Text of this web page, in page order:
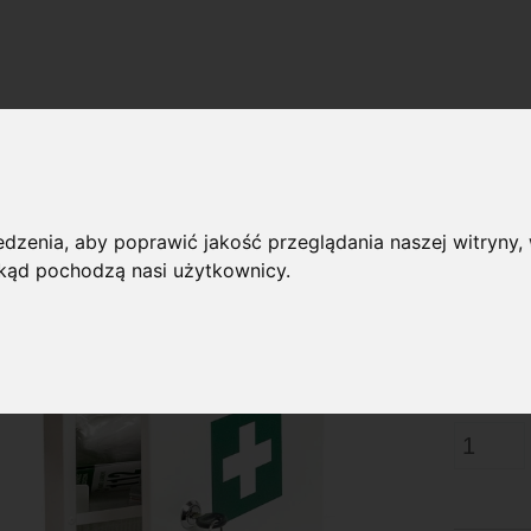
aby poprawić jakość przeglądania naszej
pochodzą nasi użytkownicy.
z wyposażeniem AS-20